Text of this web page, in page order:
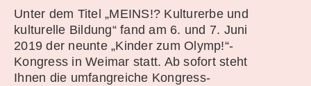
Unter dem Titel „MEINS!? Kulturerbe und
kulturelle Bildung“ fand am 6. und 7. Juni
2019 der neunte „Kinder zum Olymp!“-
Kongress in Weimar statt. Ab sofort steht
Ihnen die umfangreiche Kongress-